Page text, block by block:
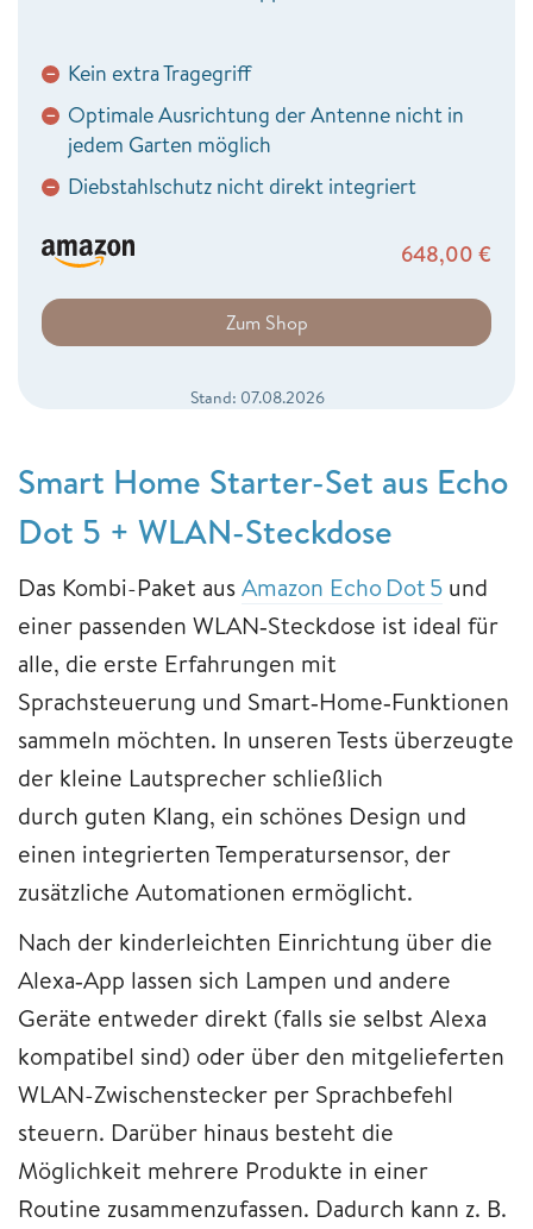
− Kein extra Tragegriff
− Optimale Ausrichtung der Antenne nicht in
jedem Garten möglich
− Diebstahlschutz nicht direkt integriert
648,00 €
Zum Shop
Stand: 07.08.2026
Smart Home Starter-Set aus Echo
Dot 5 + WLAN-Steckdose
Das Kombi-Paket ausAmazon Echo Dot 5 und
einer passenden WLAN‑Steckdose ist ideal für
alle, die erste Erfahrungen mit
Sprachsteuerung und Smart‑Home‑Funktionen
sammeln möchten. In unseren Tests überzeugte
der kleine Lautsprecher schließlich
durch guten Klang, ein schönes Design und
einen integrierten Temperatursensor, der
zusätzliche Automationen ermöglicht.
Nach der kinderleichten Einrichtung über die
Alexa‑App lassen sich Lampen und andere
Geräte entweder direkt (falls sie selbst Alexa
kompatibel sind) oder über den mitgelieferten
WLAN-Zwischenstecker per Sprachbefehl
steuern. Darüber hinaus besteht die
Möglichkeit mehrere Produkte in einer
Routine zusammenzufassen. Dadurch kann z. B.